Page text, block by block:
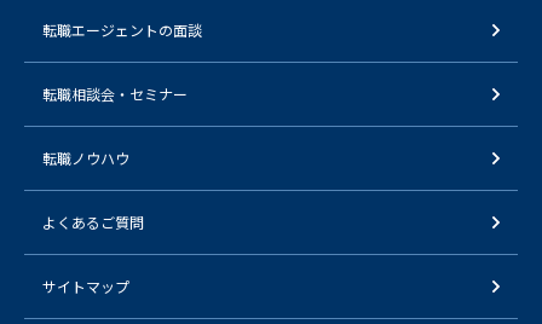
転職エージェントの面談
転職相談会・セミナー
転職ノウハウ
よくあるご質問
サイトマップ